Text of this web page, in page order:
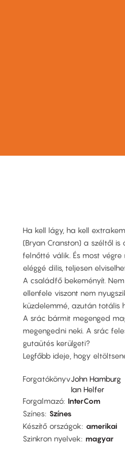
Ha kell lágy, ha kell
(Bryan Cranston) a széltől
felnőtté válik. És most
eléggé dilis, teljesen
A családfő bekeményít.
ellenfele viszont nem
küzdelemmé, azután totális
A srác bármit megenged
megengedni neki. A srác
gutaütés kerülgeti?
Legfőbb ideje, hogy
ForgatókönyvJohn Hamburg
Ian Helfer
Forgalmazó InterCom
Színes Színes
Készítő országok
amerikai
Szinkron nyelvek
magyar